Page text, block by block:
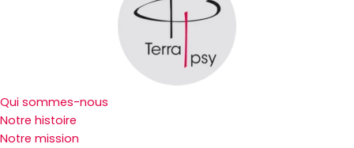
Qui sommes-nous
Notre histoire
Notre mission